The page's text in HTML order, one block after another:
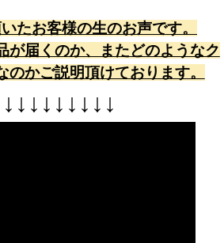
たお客様の生のお声です。
が届くのか、またどのようなク
のかご説明頂けております。
↓ ↓ ↓ ↓ ↓ ↓ ↓ ↓ ↓